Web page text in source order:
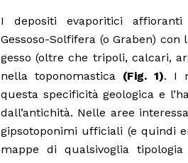
I depositi evaporitici
Gessoso-Solfifera (o Graben)
gesso (oltre che tripoli, calcari,
nella toponomastica (Fig. 1). I
questa specificità geologica e
dall’antichità. Nelle aree
gipsotoponimi ufficiali (e quindi
mappe di qualsivoglia